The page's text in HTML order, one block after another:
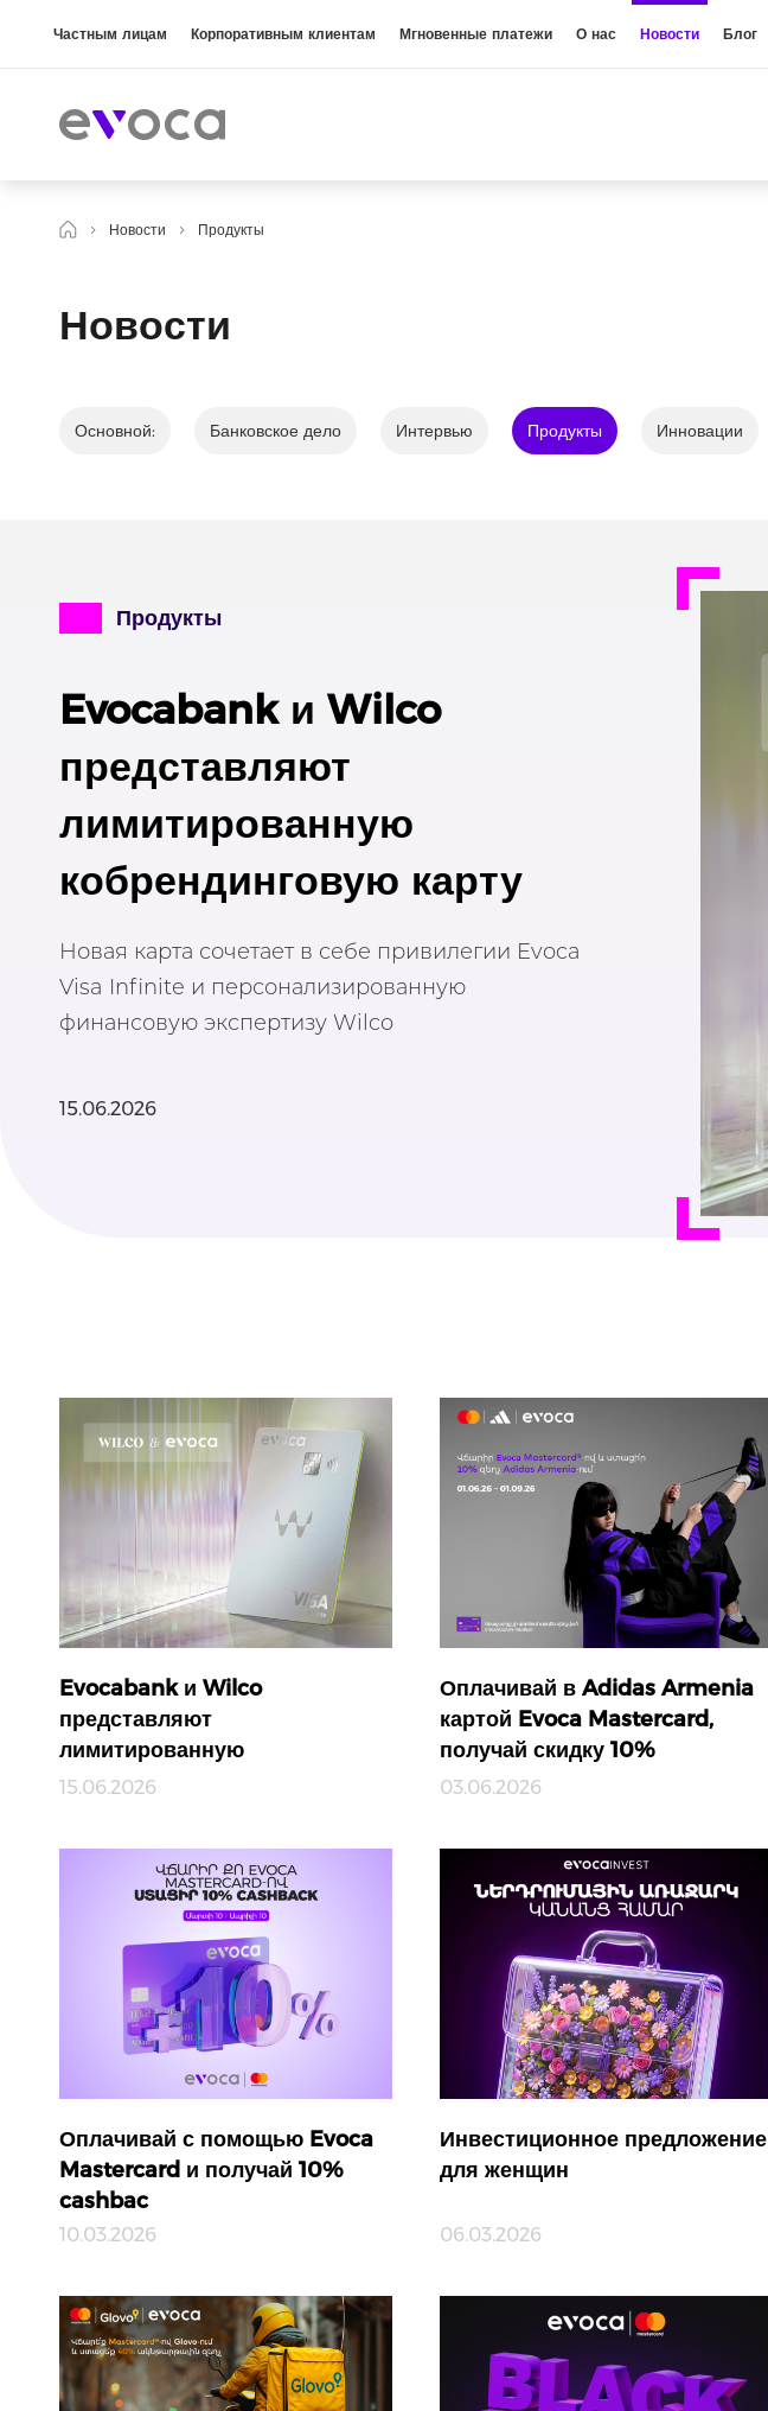
Частным лицам Корпоративным клиентам Мгновенные платежи О нас Новости Блог
Новости Продукты
Новости
Основной: Банковское дело Интервью Продукты Инновации
Продукты
Evocabank и Wilco
представляют
лимитированную
кобрендинговую карту
Новая карта сочетает в себе привилегии Evoca
Visa Infinite и персонализированную
финансовую экспертизу Wilco
15.06.2026
Evocabank и Wilco
представляют
лимитированную
кобрендинговую карту
15.06.2026
Оплачивай в Adidas Armenia
картой Evoca Mastercard,
получай скидку 10%
03.06.2026
Оплачивай с помощью Evoca
Mastercard и получай 10%
cashbac
10.03.2026
Инвестиционное предложение
для женщин
06.03.2026